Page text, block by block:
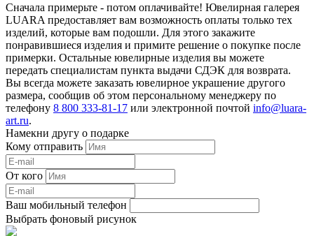
Сначала примерьте - потом оплачивайте! Ювелирная галерея
LUARA предоставляет вам возможность оплаты только тех
изделий, которые вам подошли. Для этого закажите
понравившиеся изделия и примите решение о покупке после
примерки. Остальные ювелирные изделия вы можете
передать специалистам пункта выдачи СДЭК для возврата.
Вы всегда можете заказать ювелирное украшение другого
размера, сообщив об этом персональному менеджеру по
телефону 8 800 333-81-17 или электронной почтой info@luara-
art.ru.
Намекни другу о подарке
Кому отправить
От кого
Ваш мобильный телефон
Выбрать фоновый рисунок